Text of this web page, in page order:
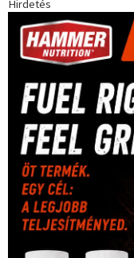
(181)Jégkorong(148)
kosárlabda(166)
labdarúgóválogatott
(148)
Dakar Team(132)Rali
(316) Szalay Balázs
(126) Video(247)
(222)vívás(174)
úszás(361)
Hirdetés